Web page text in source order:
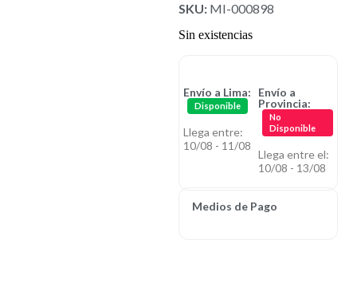
SKU: MI-000898
Sin existencias
Envío a Lima:
Disponible
Llega entre:
10/08 - 11/08
Envío a
Provincia:
No
Disponible
Llega entre el:
10/08 - 13/08
Medios de Pago